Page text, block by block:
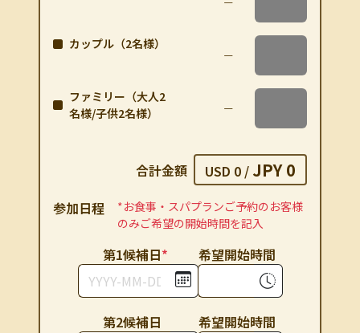
カップル（2名様）
ファミリー（大人2
名様/子供2名様）
合計金額 USD 0 / JPY 0
参加⽇程
*お⾷事・スパプランご予約のお客様
のみご希望の開始時間を記⼊
第1候補⽇* 希望開始時間
第2候補⽇ 希望開始時間